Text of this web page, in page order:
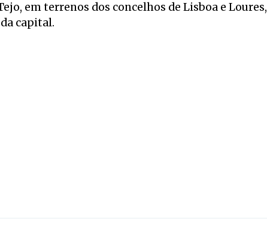
em terrenos dos concelhos de Lisboa e Loures,
capital.